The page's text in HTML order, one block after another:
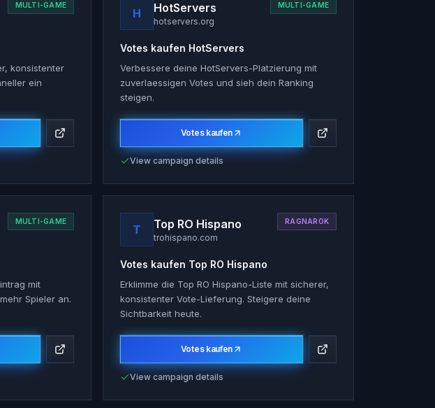
MULTI-GAME
konsistenter
ein
H HotServers
hotservers.org
MULTI-GAME
Votes kaufen HotServers
Verbessere deine HotServers-Platzierung mit
zuverlaessigen Votes und sieh dein Ranking
steigen.
Votes kaufen
View campaign details
MULTI-GAME
mit
Spieler an.
T Top RO Hispano
trohispano.com
RAGNAROK
Votes kaufen Top RO Hispano
Erklimme die Top RO Hispano-Liste mit sicherer,
konsistenter Vote-Lieferung. Steigere deine
Sichtbarkeit heute.
Votes kaufen
View campaign details